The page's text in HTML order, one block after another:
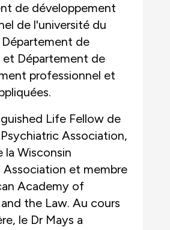
de développement
de l'université du
de
et Département de
professionnel et
Life Fellow de
Association,
la Wisconsin
Association et membre
Academy of
the Law. Au cours
le Dr Mays a